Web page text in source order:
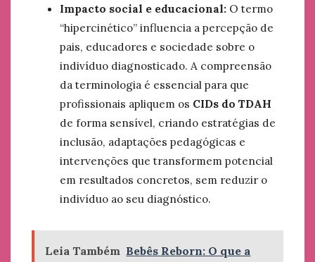
Impacto social e educacional: O termo
“hipercinético” influencia a percepção de
pais, educadores e sociedade sobre o
indivíduo diagnosticado. A compreensão
da terminologia é essencial para que
profissionais apliquem os CIDs do TDAH
de forma sensível, criando estratégias de
inclusão, adaptações pedagógicas e
intervenções que transformem potencial
em resultados concretos, sem reduzir o
indivíduo ao seu diagnóstico.
Leia Também Bebês Reborn: O que a